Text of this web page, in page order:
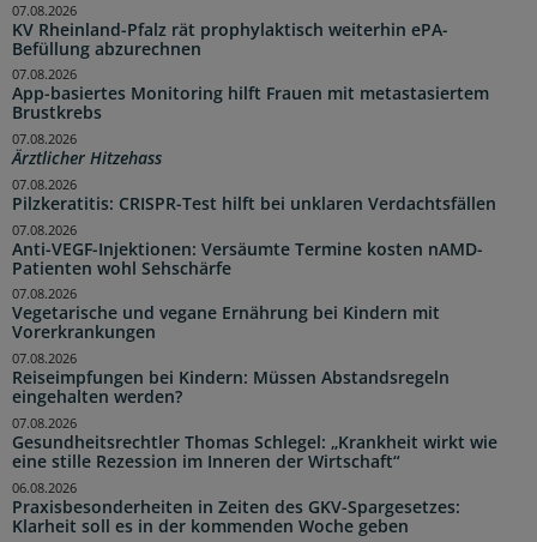
KV Rheinland-Pfalz rät prophylaktisch weiterhin ePA-
Befüllung abzurechnen
07.08.2026
App-basiertes Monitoring hilft Frauen mit metastasiertem
Brustkrebs
07.08.2026
Ärztlicher Hitzehass
07.08.2026
Pilzkeratitis: CRISPR-Test hilft bei unklaren Verdachtsfällen
07.08.2026
Anti-VEGF-Injektionen: Versäumte Termine kosten nAMD-
Patienten wohl Sehschärfe
07.08.2026
Vegetarische und vegane Ernährung bei Kindern mit
Vorerkrankungen
07.08.2026
Reiseimpfungen bei Kindern: Müssen Abstandsregeln
eingehalten werden?
07.08.2026
Gesundheitsrechtler Thomas Schlegel: „Krankheit wirkt wie
eine stille Rezession im Inneren der Wirtschaft“
07.08.2026
Praxisbesonderheiten in Zeiten des GKV-Spargesetzes:
Klarheit soll es in der kommenden Woche geben
06.08.2026